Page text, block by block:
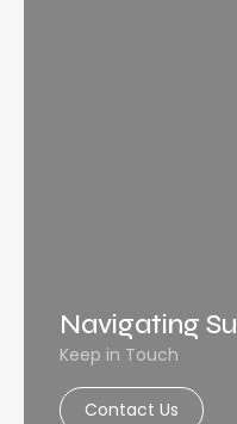
Navigating
Keep in Touch
Contact Us